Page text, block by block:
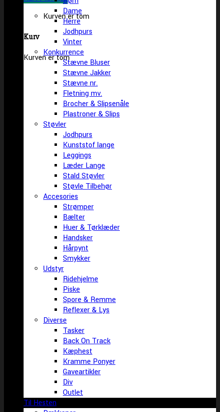
Kurven er tom
Kurv
Kurven er tom
Dame
Herre
Jodhpurs
Vinter
Konkurrence
Stævne Bluser
Stævne Jakker
Stævne nr.
Fletning mv.
Brocher & Slipsenåle
Plastroner & Slips
Støvler
Jodhpurs
Kunststof lange
Leggings
Læder Lange
Stald Støvler
Støvle Tilbehør
Accesories
Strømper
Bælter
Huer & Tørklæder
Handsker
Hårpynt
Smykker
Udstyr
Ridehjelme
Piske
Spore & Remme
Reflexer & Lys
Diverse
Tasker
Back On Track
Kæphest
Kramme Ponyer
Gaveartikler
Div
Outlet
Til Hesten